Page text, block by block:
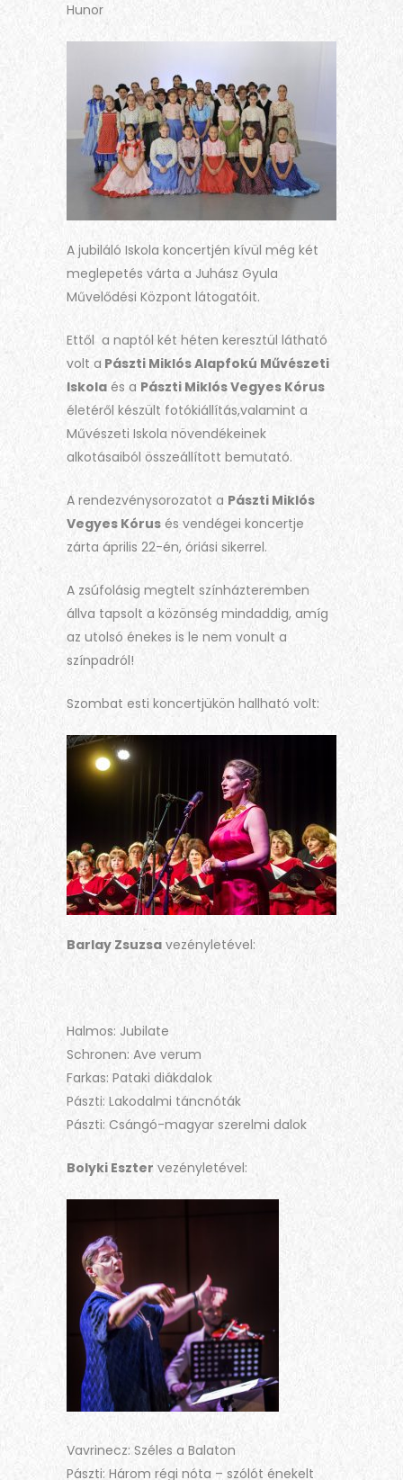
Hunor
A jubiláló Iskola koncertjén kívül még két
meglepetés várta a Juhász Gyula
Művelődési Központ látogatóit.
Ettől a naptól két héten keresztül látható
volt a Pászti Miklós Alapfokú Művészeti
Iskola és a Pászti Miklós Vegyes Kórus
életéről készült fotókiállítás,valamint a
Művészeti Iskola növendékeinek
alkotásaiból összeállított bemutató.
A rendezvénysorozatot a Pászti Miklós
Vegyes Kórus és vendégei koncertje
zárta április 22-én, óriási sikerrel.
A zsúfolásig megtelt színházteremben
állva tapsolt a közönség mindaddig, amíg
az utolsó énekes is le nem vonult a
színpadról!
Szombat esti koncertjükön hallható volt:
Barlay Zsuzsa vezényletével:
Halmos: Jubilate
Schronen: Ave verum
Farkas: Pataki diákdalok
Pászti: Lakodalmi táncnóták
Pászti: Csángó-magyar szerelmi dalok
Bolyki Eszter vezényletével:
Vavrinecz: Széles a Balaton
Pászti: Három régi nóta – szólót énekelt